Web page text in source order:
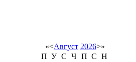
«<Август 2026>»
П У С Ч П С Н